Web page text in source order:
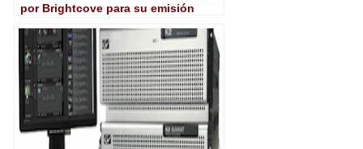
por Brightcove para su emisión